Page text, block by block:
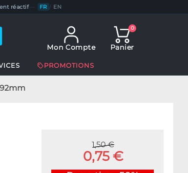
réactif— FR / EN
Mon Compte
0
Panier
PROMOTIONS
1,50 €
0,75 €